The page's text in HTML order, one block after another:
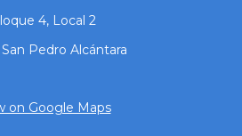
4, Local 2
Pedro Alcántara
on Google Maps